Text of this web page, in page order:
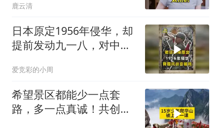
鹿云清
日本原定1956年侵华，却
提前发动九一八，对中国
爱竞彩的小周
希望景区都能少一点套
路，多一点真诚！共创良